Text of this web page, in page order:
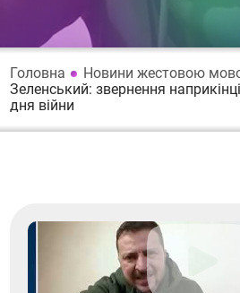
Головна
Новини жестовою
Зеленський: звернення
дня війни